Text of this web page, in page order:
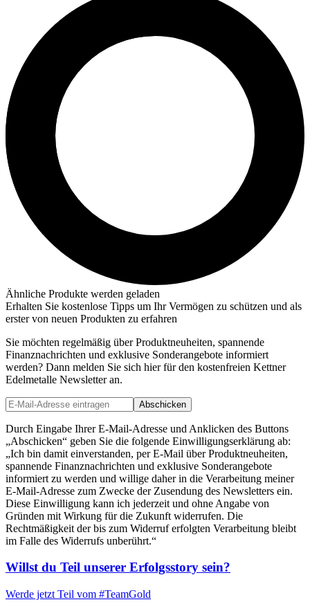
Ähnliche Produkte werden geladen
Erhalten Sie kostenlose Tipps um Ihr Vermögen zu schützen und als
erster von neuen Produkten zu erfahren
Sie möchten regelmäßig über Produktneuheiten, spannende
Finanznachrichten und exklusive Sonderangebote informiert
werden? Dann melden Sie sich hier für den kostenfreien Kettner
Edelmetalle Newsletter an.
Abschicken
Durch Eingabe Ihrer E-Mail-Adresse und Anklicken des Buttons
„Abschicken“ geben Sie die folgende Einwilligungserklärung ab:
„Ich bin damit einverstanden, per E-Mail über Produktneuheiten,
spannende Finanznachrichten und exklusive Sonderangebote
informiert zu werden und willige daher in die Verarbeitung meiner
E-Mail-Adresse zum Zwecke der Zusendung des Newsletters ein.
Diese Einwilligung kann ich jederzeit und ohne Angabe von
Gründen mit Wirkung für die Zukunft widerrufen. Die
Rechtmäßigkeit der bis zum Widerruf erfolgten Verarbeitung bleibt
im Falle des Widerrufs unberührt.“
Willst du Teil unserer Erfolgsstory sein?
Werde jetzt Teil vom #TeamGold